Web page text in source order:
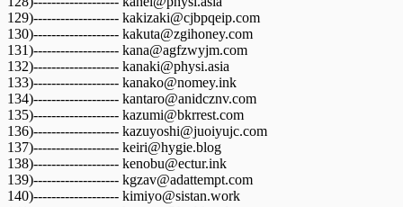
129)------------------- kakizaki@cjbpqeip.com
130)------------------- kakuta@zgihoney.com
131)------------------- kana@agfzwyjm.com
132)------------------- kanaki@physi.asia
133)------------------- kanako@nomey.ink
134)------------------- kantaro@anidcznv.com
135)------------------- kazumi@bkrrest.com
136)------------------- kazuyoshi@juoiyujc.com
137)------------------- keiri@hygie.blog
138)------------------- kenobu@ectur.ink
139)------------------- kgzav@adattempt.com
140)------------------- kimiyo@sistan.work